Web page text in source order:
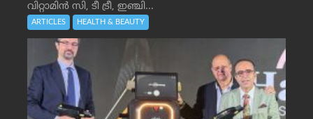
വിറ്റാമിൻ സി, ടീ ട്രീ, ഇഞ്ചി...
ARTICLES HEALTH & BEAUTY